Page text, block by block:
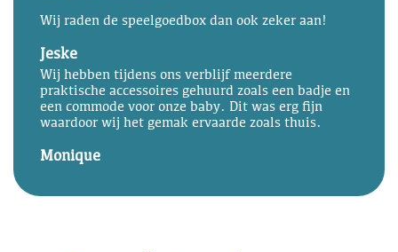
Wij raden de speelgoedbox dan ook zeker aan!
Jeske
Wij hebben tijdens ons verblijf meerdere
praktische accessoires gehuurd zoals een badje en
een commode voor onze baby. Dit was erg fijn
waardoor wij het gemak ervaarde zoals thuis.
Monique